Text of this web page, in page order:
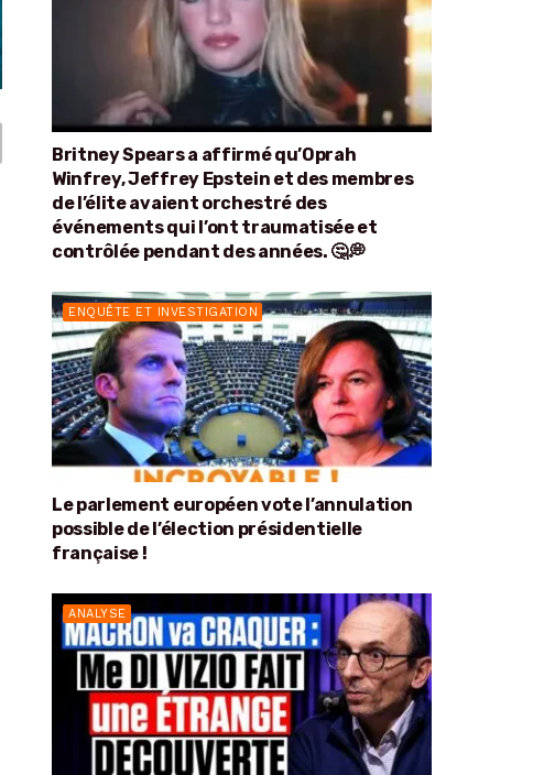
Britney Spears a affirmé qu’Oprah
Winfrey, Jeffrey Epstein et des membres
de l’élite avaient orchestré des
événements qui l’ont traumatisée et
contrôlée pendant des années. 🤔💭
ENQUÊTE ET INVESTIGATION
Le parlement européen vote l’annulation
possible de l’élection présidentielle
française !
ANALYSE